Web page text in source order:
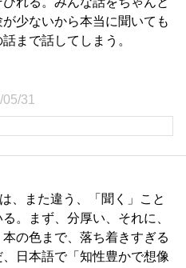
少ないから本当に聞いても
まで話してしまう。
31
、また違う、「聞く」こと
。まず、分厚い、それに、
の色まで、落ち着きすぎる
日本語で「知性豊かで想像